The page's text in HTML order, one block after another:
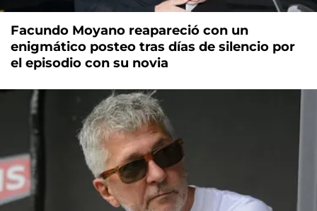
Facundo Moyano reapareció con un
enigmático posteo tras días de silencio por
el episodio con su novia